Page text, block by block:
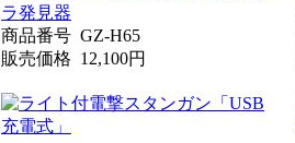
ラ発見器
商品番号 GZ-H65
販売価格 12,100円